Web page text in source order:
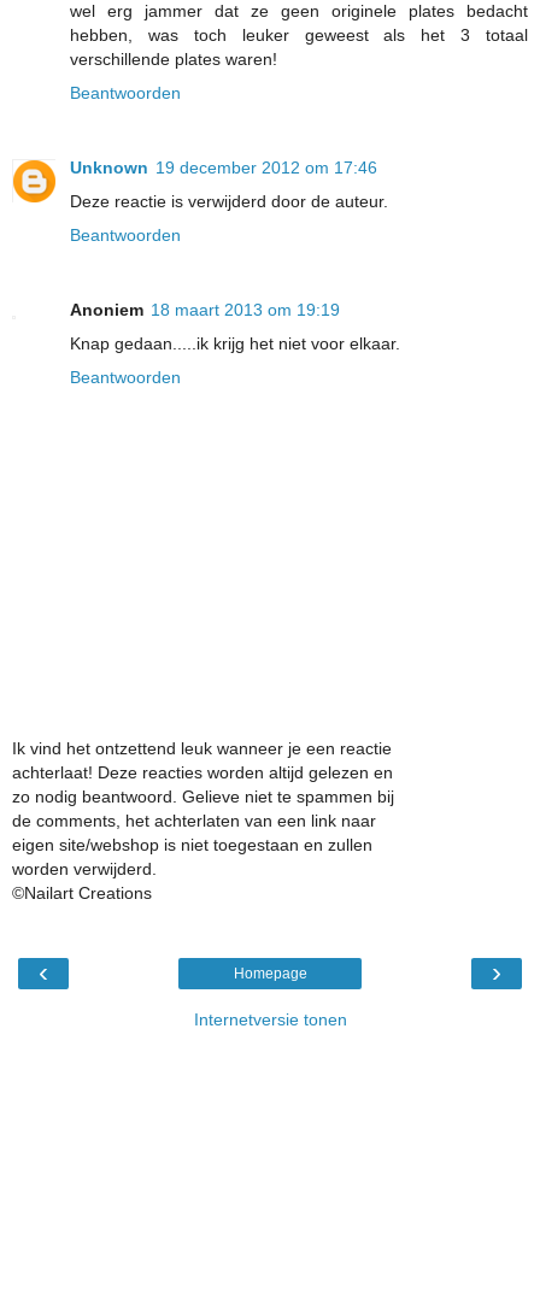
wel erg jammer dat ze geen originele plates bedacht
hebben, was toch leuker geweest als het 3 totaal
verschillende plates waren!
Beantwoorden
Unknown 19 december 2012 om 17:46
Deze reactie is verwijderd door de auteur.
Beantwoorden
Anoniem 18 maart 2013 om 19:19
Knap gedaan.....ik krijg het niet voor elkaar.
Beantwoorden
Ik vind het ontzettend leuk wanneer je een reactie
achterlaat! Deze reacties worden altijd gelezen en
zo nodig beantwoord. Gelieve niet te spammen bij
de comments, het achterlaten van een link naar
eigen site/webshop is niet toegestaan en zullen
worden verwijderd.
©Nailart Creations
‹ ›
Homepage
Internetversie tonen